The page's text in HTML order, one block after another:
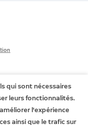
qui sont nécessaires
leurs fonctionnalités.
l'expérience
ainsi que le trafic sur